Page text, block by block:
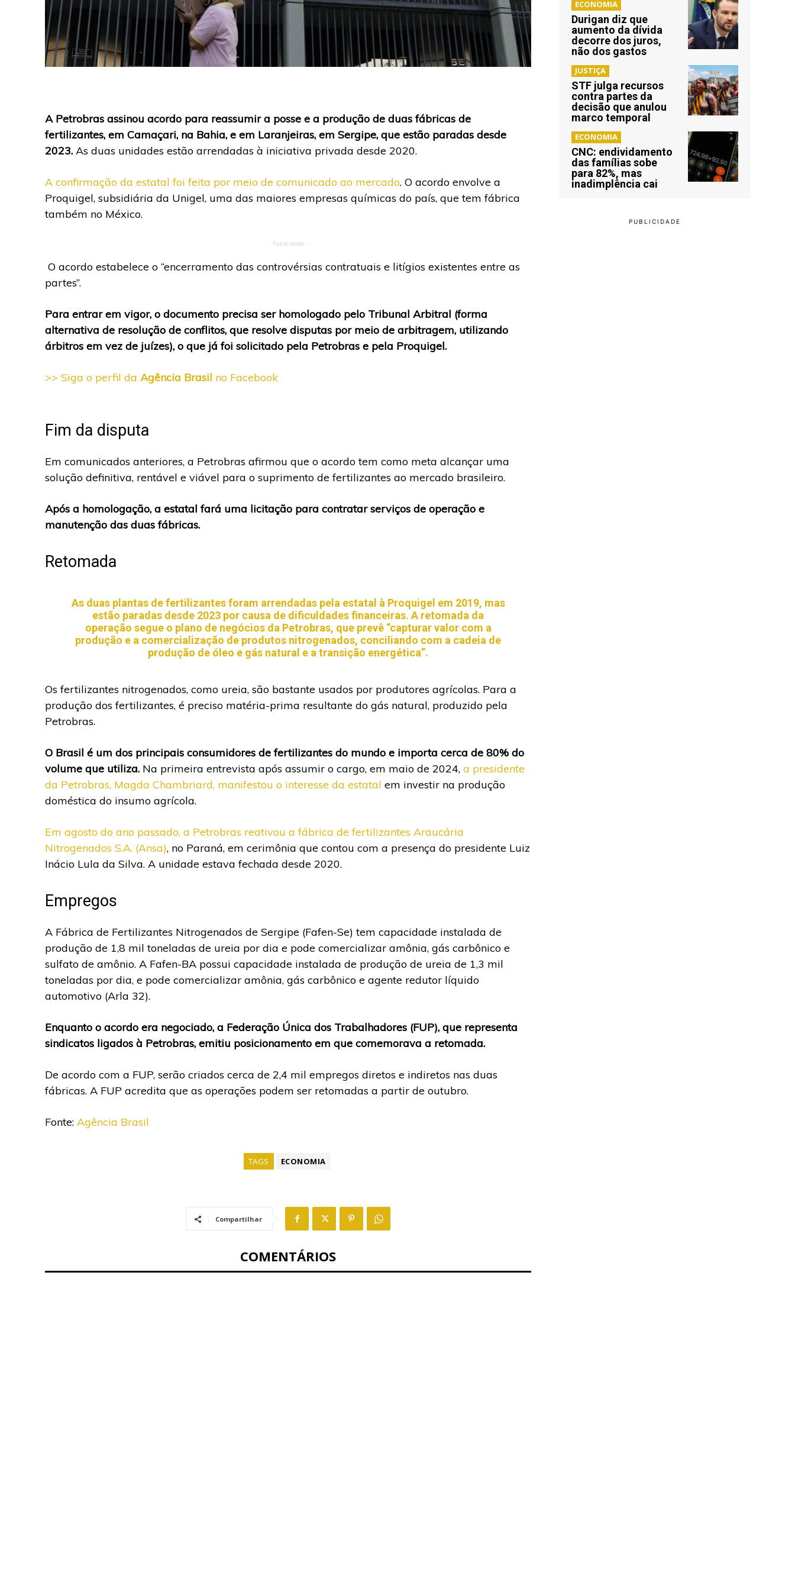
A Petrobras assinou acordo para reassumir a posse e a produção de duas fábricas de
fertilizantes, em Camaçari, na Bahia, e em Laranjeiras, em Sergipe, que estão paradas desde
2023. As duas unidades estão arrendadas à iniciativa privada desde 2020.
A confirmação da estatal foi feita por meio de comunicado ao mercado. O acordo envolve a
Proquigel, subsidiária da Unigel, uma das maiores empresas químicas do país, que tem fábrica
também no México.
- Publicidade -
O acordo estabelece o “encerramento das controvérsias contratuais e litígios existentes entre as
partes”.
Para entrar em vigor, o documento precisa ser homologado pelo Tribunal Arbitral (forma
alternativa de resolução de conflitos, que resolve disputas por meio de arbitragem, utilizando
árbitros em vez de juízes), o que já foi solicitado pela Petrobras e pela Proquigel.
>> Siga o perfil da Agência Brasil no Facebook
Fim da disputa
Em comunicados anteriores, a Petrobras afirmou que o acordo tem como meta alcançar uma
solução definitiva, rentável e viável para o suprimento de fertilizantes ao mercado brasileiro.
Após a homologação, a estatal fará uma licitação para contratar serviços de operação e
manutenção das duas fábricas.
Retomada
As duas plantas de fertilizantes foram arrendadas pela estatal à Proquigel em 2019, mas
estão paradas desde 2023 por causa de dificuldades financeiras. A retomada da
operação segue o plano de negócios da Petrobras, que prevê “capturar valor com a
produção e a comercialização de produtos nitrogenados, conciliando com a cadeia de
produção de óleo e gás natural e a transição energética”.
Os fertilizantes nitrogenados, como ureia, são bastante usados por produtores agrícolas. Para a
produção dos fertilizantes, é preciso matéria-prima resultante do gás natural, produzido pela
Petrobras.
O Brasil é um dos principais consumidores de fertilizantes do mundo e importa cerca de 80% do
volume que utiliza. Na primeira entrevista após assumir o cargo, em maio de 2024, a presidente
da Petrobras, Magda Chambriard, manifestou o interesse da estatal em investir na produção
doméstica do insumo agrícola.
Em agosto do ano passado, a Petrobras reativou a fábrica de fertilizantes Araucária
Nitrogenados S.A. (Ansa), no Paraná, em cerimônia que contou com a presença do presidente Luiz
Inácio Lula da Silva. A unidade estava fechada desde 2020.
Empregos
A Fábrica de Fertilizantes Nitrogenados de Sergipe (Fafen-Se) tem capacidade instalada de
produção de 1,8 mil toneladas de ureia por dia e pode comercializar amônia, gás carbônico e
sulfato de amônio. A Fafen-BA possui capacidade instalada de produção de ureia de 1,3 mil
toneladas por dia, e pode comercializar amônia, gás carbônico e agente redutor líquido
automotivo (Arla 32).
Enquanto o acordo era negociado, a Federação Única dos Trabalhadores (FUP), que representa
sindicatos ligados à Petrobras, emitiu posicionamento em que comemorava a retomada.
De acordo com a FUP, serão criados cerca de 2,4 mil empregos diretos e indiretos nas duas
fábricas. A FUP acredita que as operações podem ser retomadas a partir de outubro.
Fonte: Agência Brasil
TAGS ECONOMIA
Compartilhar
COMENTÁRIOS
ECONOMIA
Durigan diz que
aumento da dívida
decorre dos juros,
não dos gastos
JUSTIÇA
STF julga recursos
contra partes da
decisão que anulou
marco temporal
ECONOMIA
CNC: endividamento
das famílias sobe
para 82%, mas
inadimplência cai